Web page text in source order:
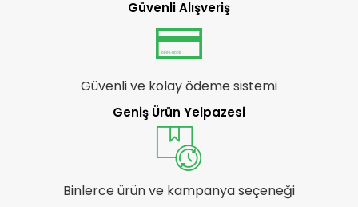
Güvenli Alışveriş
Güvenli ve kolay ödeme sistemi
Geniş Ürün Yelpazesi
Binlerce ürün ve kampanya seçeneği